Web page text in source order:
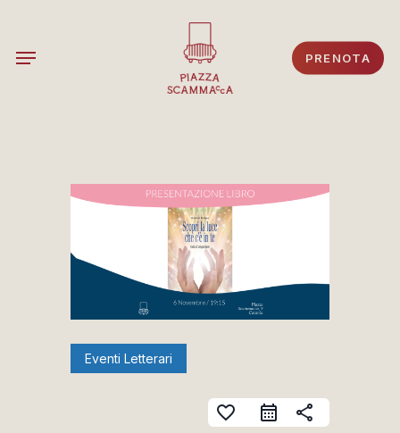
main
PRENOTA
Menu
Eventi Letterari
favorite_border share